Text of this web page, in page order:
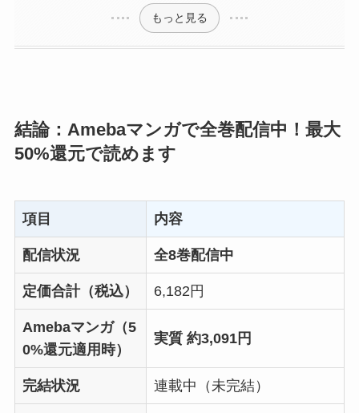
もっと見る
結論：Amebaマンガで全巻配信中！最大
50%還元で読めます
項目 内容
配信状況 全8巻配信中
定価合計（税込） 6,182円
Amebaマンガ（5
0%還元適用時）
実質 約3,091円
完結状況 連載中（未完結）